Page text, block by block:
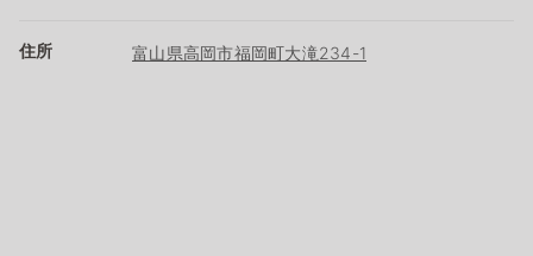
住所 富山県高岡市福岡町大滝234-1